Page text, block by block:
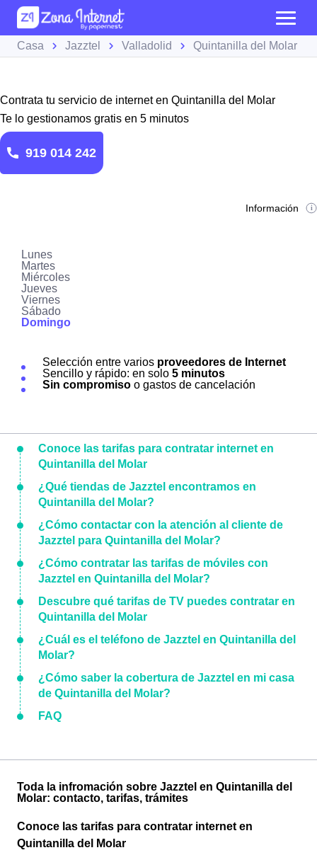
Casa Jazztel Valladolid Quintanilla del Molar
Contrata tu servicio de internet en Quintanilla del Molar
Te lo gestionamos gratis en 5 minutos
919 014 242
Información
Lunes
Martes
Miércoles
Jueves
Viernes
Sábado
Domingo
Selección entre varios proveedores de Internet
Sencillo y rápido: en solo 5 minutos
Sin compromiso o gastos de cancelación
Conoce las tarifas para contratar internet en
Quintanilla del Molar
¿Qué tiendas de Jazztel encontramos en
Quintanilla del Molar?
¿Cómo contactar con la atención al cliente de
Jazztel para Quintanilla del Molar?
¿Cómo contratar las tarifas de móviles con
Jazztel en Quintanilla del Molar?
Descubre qué tarifas de TV puedes contratar en
Quintanilla del Molar
¿Cuál es el teléfono de Jazztel en Quintanilla del
Molar?
¿Cómo saber la cobertura de Jazztel en mi casa
de Quintanilla del Molar?
FAQ
Toda la infromación sobre Jazztel en Quintanilla del
Molar: contacto, tarifas, trámites
Conoce las tarifas para contratar internet en
Quintanilla del Molar